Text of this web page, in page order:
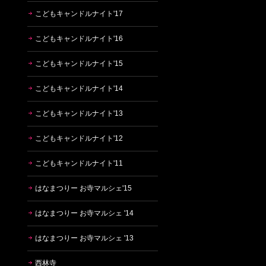
こどもキャンドルナイト'17
こどもキャンドルナイト'16
こどもキャンドルナイト'15
こどもキャンドルナイト'14
こどもキャンドルナイト'13
こどもキャンドルナイト'12
こどもキャンドルナイト'11
はなまつりー お寺マルシェ'15
はなまつりー お寺マルシェ '14
はなまつりー お寺マルシェ '13
西林寺